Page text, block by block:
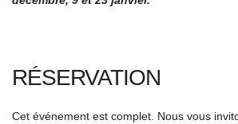
RÉSERVATION
Cet événement est complet. Nous vous